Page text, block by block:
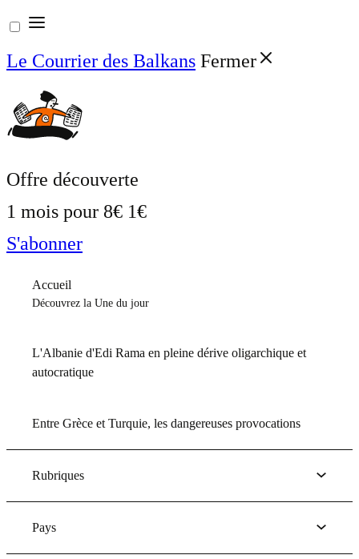
Aller
au
contenu
Le Courrier des Balkans Fermer
Offre découverte
1 mois pour 8€ 1€
S'abonner
Accueil
Découvrez la Une du jour
L'Albanie d'Edi Rama en pleine dérive oligarchique et
autocratique
Entre Grèce et Turquie, les dangereuses provocations
Rubriques
Pays